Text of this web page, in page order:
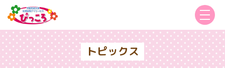
トピックス